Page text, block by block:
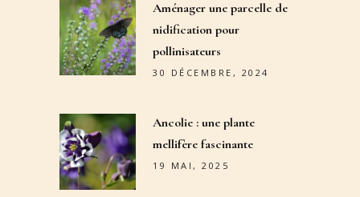
Aménager une parcelle de
nidification pour
pollinisateurs
30 DÉCEMBRE, 2024
Ancolie : une plante
mellifère fascinante
19 MAI, 2025